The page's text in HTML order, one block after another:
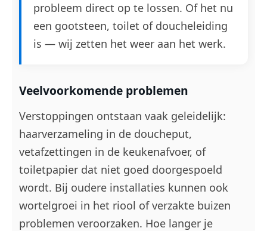
probleem direct op te lossen. Of het nu
een gootsteen, toilet of doucheleiding
is — wij zetten het weer aan het werk.
Veelvoorkomende problemen
Verstoppingen ontstaan vaak geleidelijk:
haarverzameling in de doucheput,
vetafzettingen in de keukenafvoer, of
toiletpapier dat niet goed doorgespoeld
wordt. Bij oudere installaties kunnen ook
wortelgroei in het riool of verzakte buizen
problemen veroorzaken. Hoe langer je